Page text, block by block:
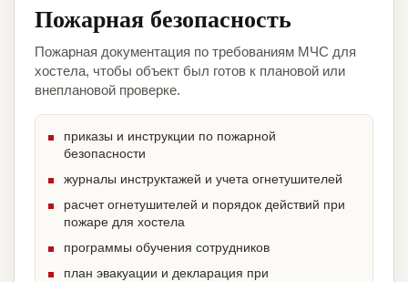
Пожарная безопасность
Пожарная документация по требованиям МЧС для
хостела, чтобы объект был готов к плановой или
внеплановой проверке.
приказы и инструкции по пожарной
безопасности
журналы инструктажей и учета огнетушителей
расчет огнетушителей и порядок действий при
пожаре для хостела
программы обучения сотрудников
план эвакуации и декларация при